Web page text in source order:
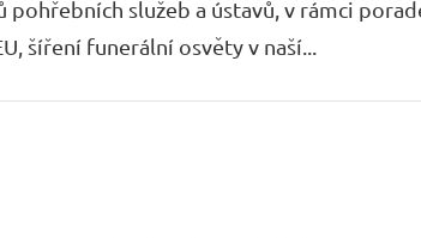
pohřebních služeb a ústavů, v rámci
šíření funerální osvěty v naší...